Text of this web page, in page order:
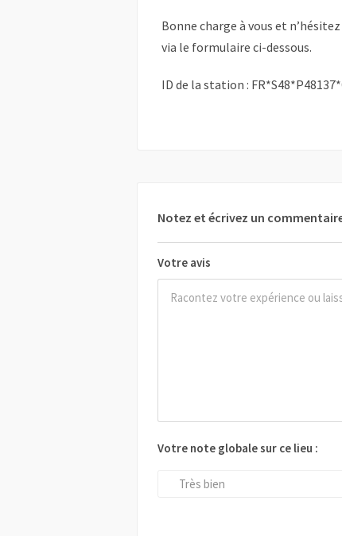
Bonne charge à vous et
via le formulaire ci-dessous.
ID de la station :
Notez et écrivez un
Votre avis
Votre note globale sur ce lieu :
Très bien